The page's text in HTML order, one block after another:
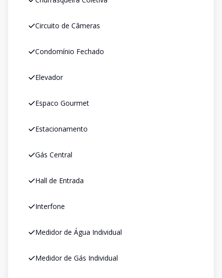
Circuito de Câmeras
Condomínio Fechado
Elevador
Espaco Gourmet
Estacionamento
Gás Central
Hall de Entrada
Interfone
Medidor de Água Individual
Medidor de Gás Individual